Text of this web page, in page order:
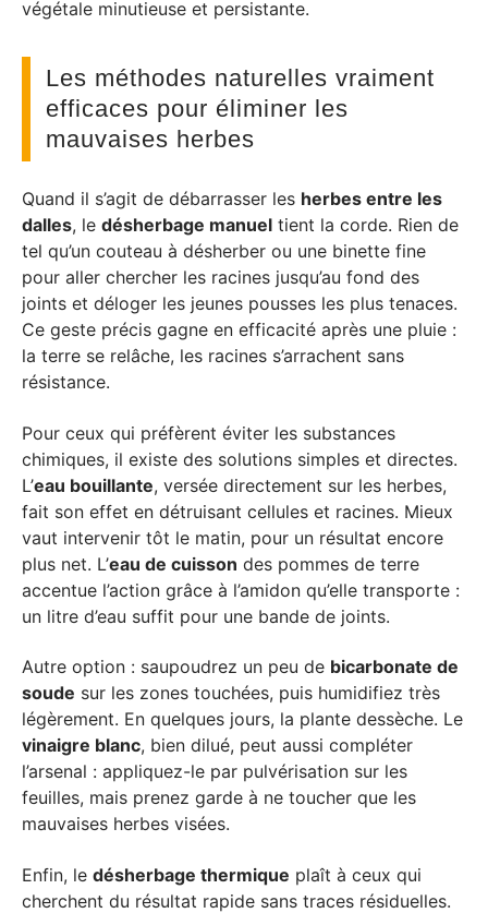
végétale minutieuse et persistante.
Les méthodes naturelles vraiment
efficaces pour éliminer les
mauvaises herbes
Quand il s’agit de débarrasser les herbes entre les
dalles, le désherbage manuel tient la corde. Rien de
tel qu’un couteau à désherber ou une binette fine
pour aller chercher les racines jusqu’au fond des
joints et déloger les jeunes pousses les plus tenaces.
Ce geste précis gagne en efficacité après une pluie :
la terre se relâche, les racines s’arrachent sans
résistance.
Pour ceux qui préfèrent éviter les substances
chimiques, il existe des solutions simples et directes.
L’eau bouillante, versée directement sur les herbes,
fait son effet en détruisant cellules et racines. Mieux
vaut intervenir tôt le matin, pour un résultat encore
plus net. L’eau de cuisson des pommes de terre
accentue l’action grâce à l’amidon qu’elle transporte :
un litre d’eau suffit pour une bande de joints.
Autre option : saupoudrez un peu de bicarbonate de
soude sur les zones touchées, puis humidifiez très
légèrement. En quelques jours, la plante dessèche. Le
vinaigre blanc, bien dilué, peut aussi compléter
l’arsenal : appliquez-le par pulvérisation sur les
feuilles, mais prenez garde à ne toucher que les
mauvaises herbes visées.
Enfin, le désherbage thermique plaît à ceux qui
cherchent du résultat rapide sans traces résiduelles.